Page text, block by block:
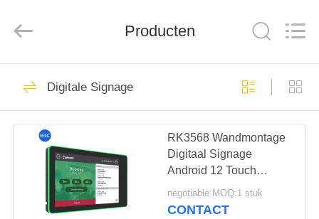
HUIS
PRODUCTEN
ONGEVEER
Ltd..
Digitale Signage
246
Producten
Digitale Signage
RK3568 Wandmontage
Digitaal Signage
Android 12 Touch
Screen Indoor POE NFC
LED Licht Voor
negotiable MOQ:1 stuk
CONTACT